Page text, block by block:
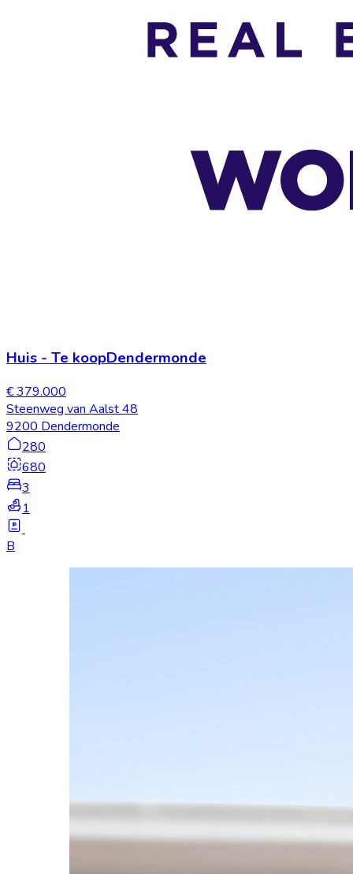
Huis - Te koopDendermonde
€ 379.000
Steenweg van Aalst 48
9200 Dendermonde
280
680
3
1
B